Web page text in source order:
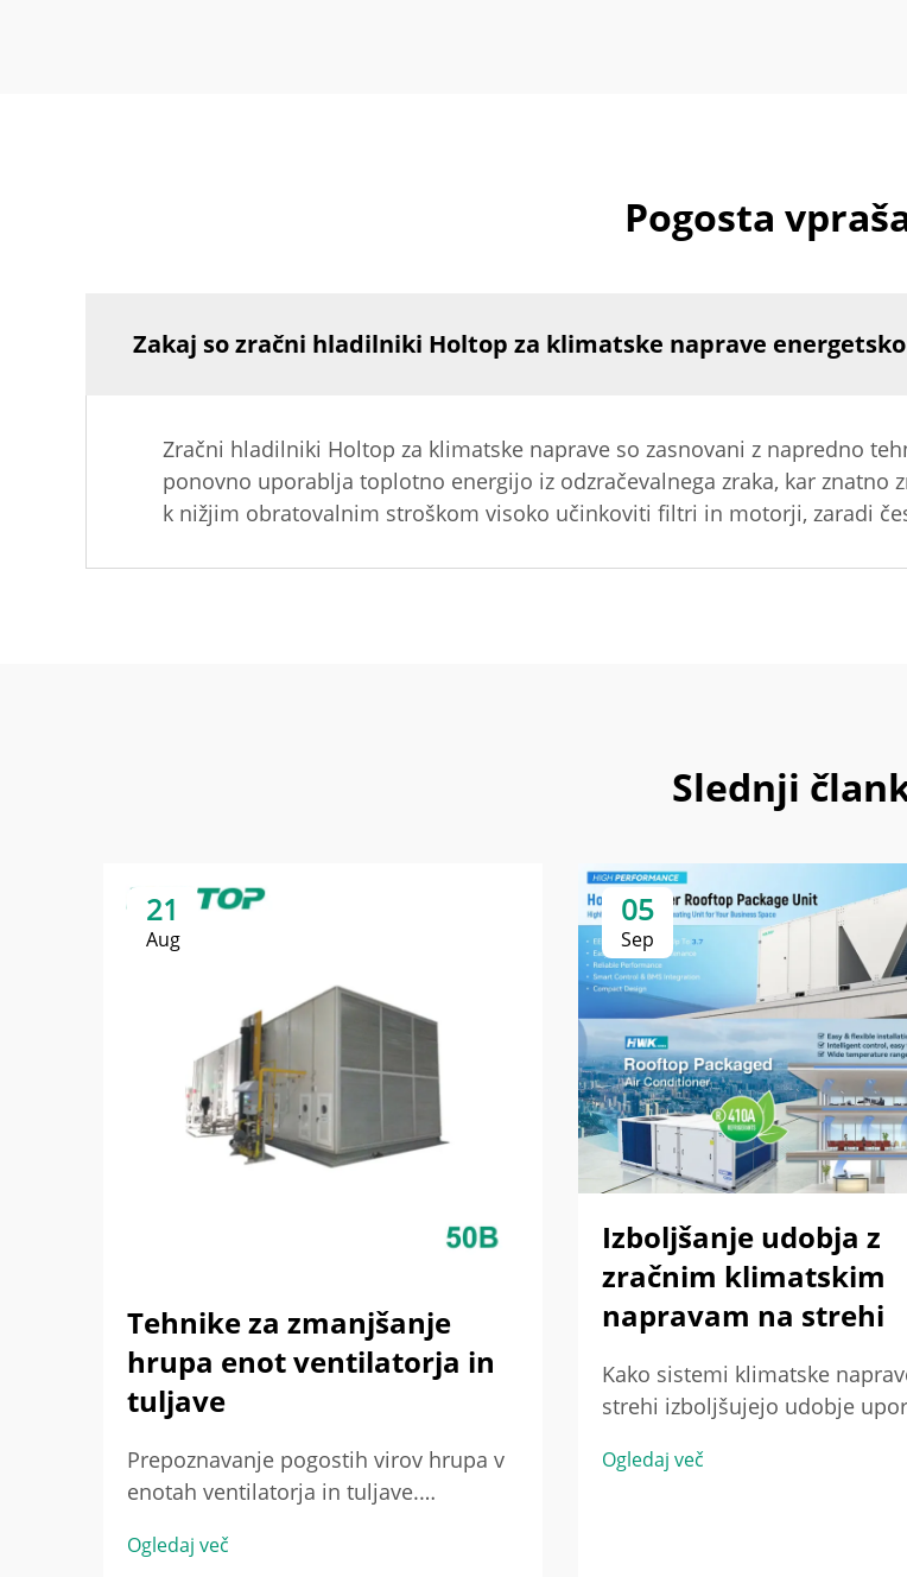
Pogosta
Zakaj so zračni hladilniki Holtop za klimatske naprave
Zračni hladilniki Holtop za klimatske naprave so zasnovani z napredno
ponovno uporablja toplotno energijo iz odzračevalnega zraka, kar znatno
k nižjim obratovalnim stroškom visoko učinkoviti filtri in motorji, zaradi
Slednji
21
Aug
Tehnike za zmanjšanje
hrupa enot ventilatorja in
tuljave
Prepoznavanje pogostih virov hrupa v
enotah ventilatorja in tuljave.
prezračevanja in klimatizacije ter
Ogledaj več
05
Sep
Izboljšanje udobja z
zračnim klimatskim
napravam na strehi
Kako sistemi klimatske
strehi izboljšujejo udobje
strehi pri toplotnem in zvočnem
Ogledaj več